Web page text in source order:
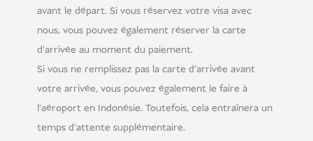
avant le départ. Si vous réservez votre visa avec
nous, vous pouvez également réserver la carte
d'arrivée au moment du paiement.
Si vous ne remplissez pas la carte d'arrivée avant
votre arrivée, vous pouvez également le faire à
l'aéroport en Indonésie. Toutefois, cela entraînera un
temps d'attente supplémentaire.